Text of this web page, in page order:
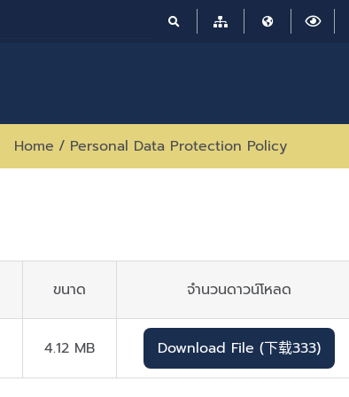
Home / Personal Data Protection Policy
ขนาด จำนวนดาวน์โหลด
4.12 MB Download File (下载333)